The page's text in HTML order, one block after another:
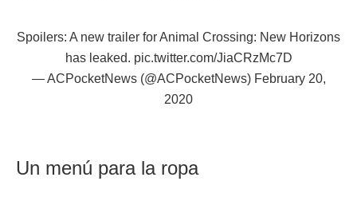
Spoilers: A new trailer for Animal Crossing: New Horizons
has leaked. pic.twitter.com/JiaCRzMc7D
— ACPocketNews (@ACPocketNews) February 20,
2020
Un menú para la ropa